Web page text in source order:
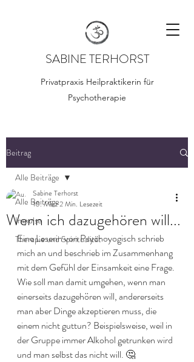
SABINE TERHORST
Privatpraxis Heilpraktikerin für
Psychotherapie
Beitrag
Alle Beiträge
Impulse
Therapie und Spiritualität
Alle Beiträge
Wenn ich dazugehören will...
Sabine Terhorst
10. März2 Min. Lesezeit
Eine Leserin von Psychoyogisch schrieb
mich an und beschrieb im Zusammenhang
mit dem Gefühl der Einsamkeit eine Frage.
Wie soll man damit umgehen, wenn man
einerseits dazugehören will, andererseits
man aber Dinge akzeptieren muss, die
einem nicht guttun? Beispielsweise, weil in
der Gruppe immer Alkohol getrunken wird
und man selbst das nicht will. 🤔